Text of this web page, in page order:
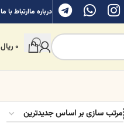
درباره ماارتباط با ما
0ریال